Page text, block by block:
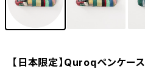
【日本限定】Quroqペンケース